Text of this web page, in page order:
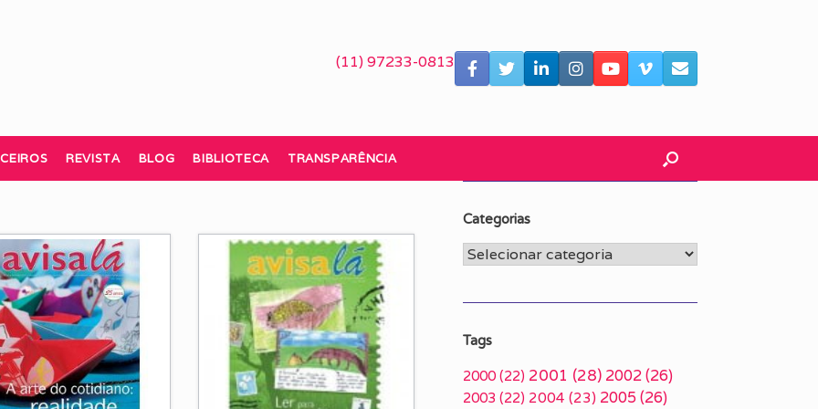
(11) 97233-0813
REVISTA BLOG BIBLIOTECA TRANSPARÊNCIA
Categorias
Categorias
Tags
2000 (22) 2001 (28) 2002(26)
2003 (22) 2004 (23) 2005 (26)